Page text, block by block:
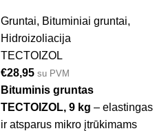
Gruntai, Bituminiai gruntai,
Hidroizoliacija
TECTOIZOL
€28,95 su PVM
Bituminis gruntas
TECTOIZOL, 9 kg – elastingas
ir atsparus mikro įtrūkimams